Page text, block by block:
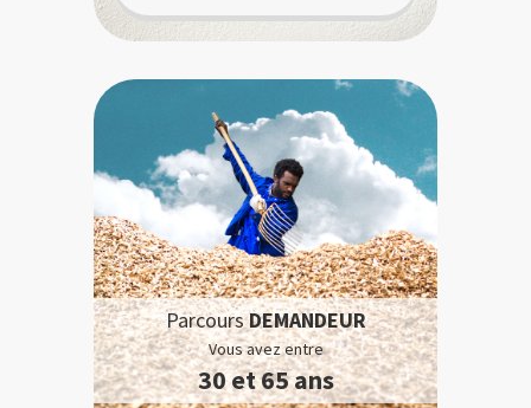
ParcoursDEMANDEUR
Vous avez entre
30 et 65 ans